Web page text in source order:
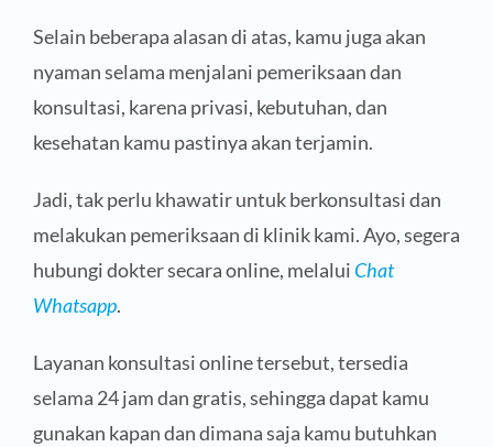
Selain beberapa alasan di atas, kamu juga akan
nyaman selama menjalani pemeriksaan dan
konsultasi, karena privasi, kebutuhan, dan
kesehatan kamu pastinya akan terjamin.
Jadi, tak perlu khawatir untuk berkonsultasi dan
melakukan pemeriksaan di klinik kami. Ayo, segera
hubungi dokter secara online, melalui Chat
Whatsapp.
Layanan konsultasi online tersebut, tersedia
selama 24 jam dan gratis, sehingga dapat kamu
gunakan kapan dan dimana saja kamu butuhkan